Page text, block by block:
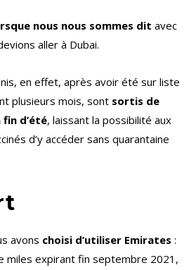
nous nous sommes dit avec
aller à Dubai.
en effet, après avoir été sur liste
plusieurs mois, sont sortis de
d’été, laissant la possibilité aux
d’y accéder sans quarantaine
avons choisi d’utiliser Emirates :
miles expirant fin septembre 2021,